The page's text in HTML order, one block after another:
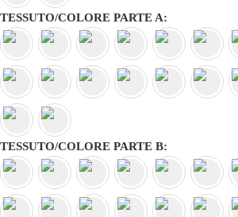
TESSUTO/COLORE PARTE A
TESSUTO/COLORE PARTE B